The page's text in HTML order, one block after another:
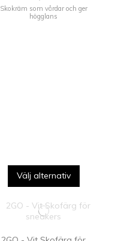
Skokräm som vårdar och ger
högglans
Välj alternativ